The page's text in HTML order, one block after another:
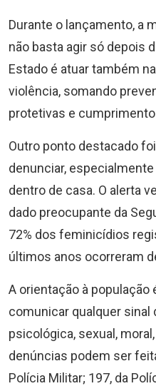
Durante o lançamento, a
não basta agir só depois
Estado é atuar também
violência, somando
protetivas e
Outro ponto destacado
denunciar,
dentro de casa. O alerta
dado preocupante da
72% dos feminicídios
últimos anos ocorreram
A orientação à população
comunicar qualquer sinal
psicológica, sexual,
denúncias podem ser
Polícia Militar; 197, da